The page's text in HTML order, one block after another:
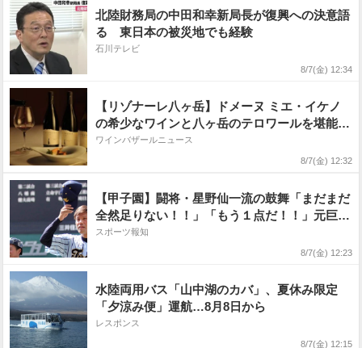
北陸財務局の中田和幸新局長が復興への決意語
る 東日本の被災地でも経験
石川テレビ
8/7(金) 12:34
【リゾナーレ八ヶ岳】ドメーヌ ミエ・イケノ
の希少なワインと八ヶ岳のテロワールを堪能す
る「究極の山梨ワインステイ」販売
ワインバザールニュース
8/7(金) 12:32
【甲子園】闘将・星野仙一流の鼓舞「まだまだ
全然足りない！！」「もう１点だ！！」元巨人
＆楽天の東海大甲府・仲沢広基監督「最後の最
スポーツ報知
8/7(金) 12:23
水陸両用バス「山中湖のカバ」、夏休み限定
「夕涼み便」運航…8月8日から
レスポンス
8/7(金) 12:15